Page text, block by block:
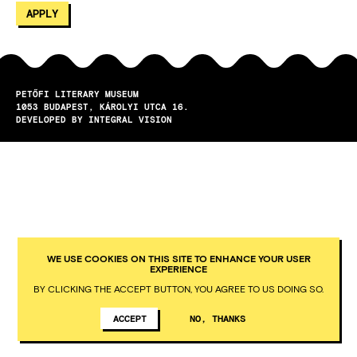
PETŐFI LITERARY MUSEUM
1053
BUDAPEST
KÁROLYI UTCA 16.
DEVELOPED BY INTEGRAL VISION
WE USE COOKIES ON THIS SITE TO ENHANCE YOUR USER
EXPERIENCE
BY CLICKING THE ACCEPT BUTTON, YOU AGREE TO US DOING SO.
ACCEPT NO, THANKS